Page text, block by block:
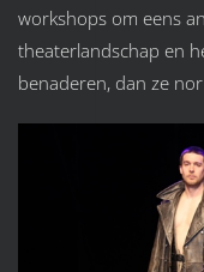
workshops om eens
theaterlandschap en
benaderen, dan ze